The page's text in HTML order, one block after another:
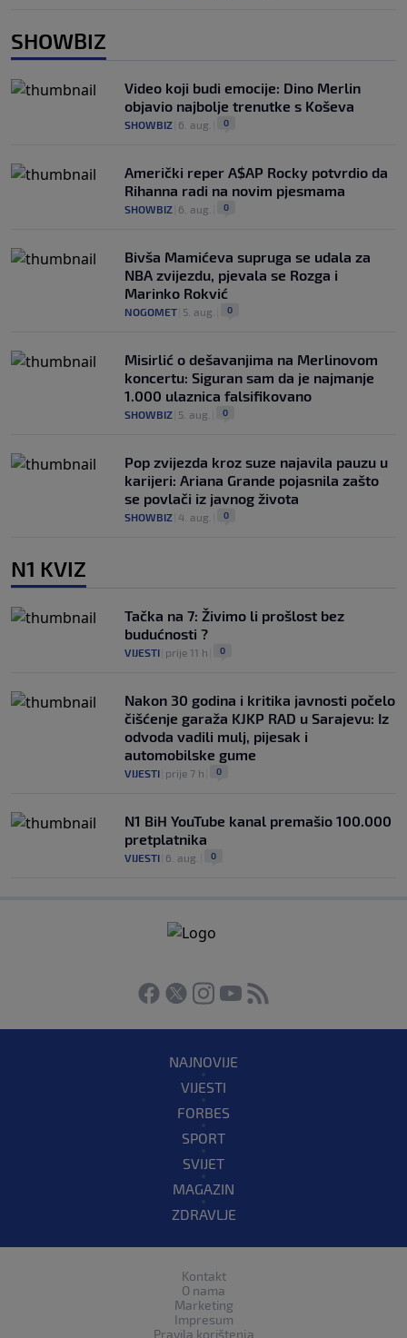
SHOWBIZ
Video koji budi emocije: Dino Merlin
objavio najbolje trenutke s Koševa
SHOWBIZ 6. aug. 0
Američki reper A$AP Rocky potvrdio da
Rihanna radi na novim pjesmama
SHOWBIZ 6. aug. 0
Bivša Mamićeva supruga se udala za
NBA zvijezdu, pjevala se Rozga i
Marinko Rokvić
NOGOMET 5. aug. 0
Misirlić o dešavanjima na Merlinovom
koncertu: Siguran sam da je najmanje
1.000 ulaznica falsifikovano
SHOWBIZ 5. aug. 0
Pop zvijezda kroz suze najavila pauzu u
karijeri: Ariana Grande pojasnila zašto
se povlači iz javnog života
SHOWBIZ 4. aug. 0
N1 KVIZ
Tačka na 7: Živimo li prošlost bez
budućnosti ?
VIJESTI prije 11 h 0
Nakon 30 godina i kritika javnosti počelo
čišćenje garaža KJKP RAD u Sarajevu: Iz
odvoda vadili mulj, pijesak i
automobilske gume
VIJESTI prije 7 h 0
N1 BiH YouTube kanal premašio 100.000
pretplatnika
VIJESTI 6. aug. 0
NAJNOVIJE
VIJESTI
FORBES
SPORT
SVIJET
MAGAZIN
ZDRAVLJE
Kontakt
O nama
Marketing
Impresum
Pravila korištenja